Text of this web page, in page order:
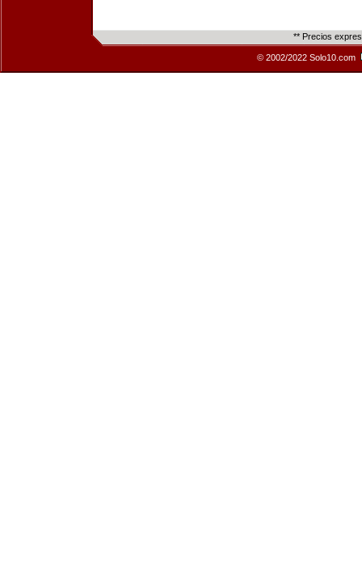
** Precios
© 2002/2022 Solo10.com